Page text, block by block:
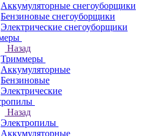
Аккумуляторные снегоуборщики
Бензиновые снегоуборщики
Электрические снегоуборщики
Назад
Триммеры
Аккумуляторные
Бензиновые
Электрические
Назад
Электропилы
Аккумуляторные